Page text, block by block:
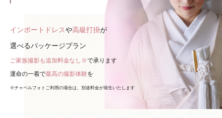
インポートドレスや高級打掛が
選べるパッケージプラン
ご家族撮影も追加料金なし※で承ります
運命の一着で最高の撮影体験を
※チャペルフォトご利用の場合は、別途料金が発生いたします